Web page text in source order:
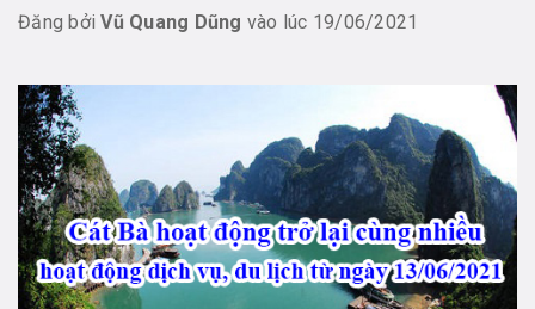
Đăng bởiVũ Quang Dũng vào lúc 19/06/2021